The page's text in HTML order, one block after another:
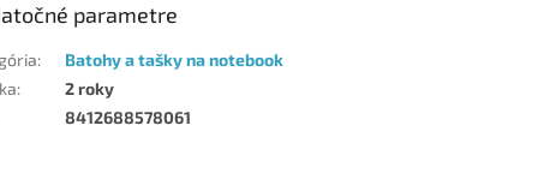
parametre
:
Batohy a tašky na notebook
:
2 roky
8412688578061